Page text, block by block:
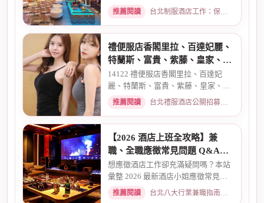
區酒店老司機推薦舒壓會館、...
推薦閱讀 台北制服酒店工作：保障現領薪資與職缺總覽 · 2026-04-01
禮便服店香閣里拉、百達妃麗、
特蘭斯、富貴、紫藤、皇家、金
典酒店消費
14122 禮便服店香閣里拉、百達妃
麗、特蘭斯、富貴、紫藤、皇家、金
典、消費喝酒 、金拿督、101會...
推薦閱讀 台北禮服酒店公關招募：兼職工作內容與薪資規範 · 2026-06-04
【2026 酒店上班全攻略】兼
職、全職應徵常見問題 Q&A：
薪資、安全、環境全解析
想應徵酒店工作卻充滿疑問嗎？本站
彙整 2026 最新酒店小姐應徵常見問
題 Q&A。深入解析全職與兼職...
推薦閱讀 台北八大行業兼職指南：熱門職缺與求職須知 · 2026-03-09